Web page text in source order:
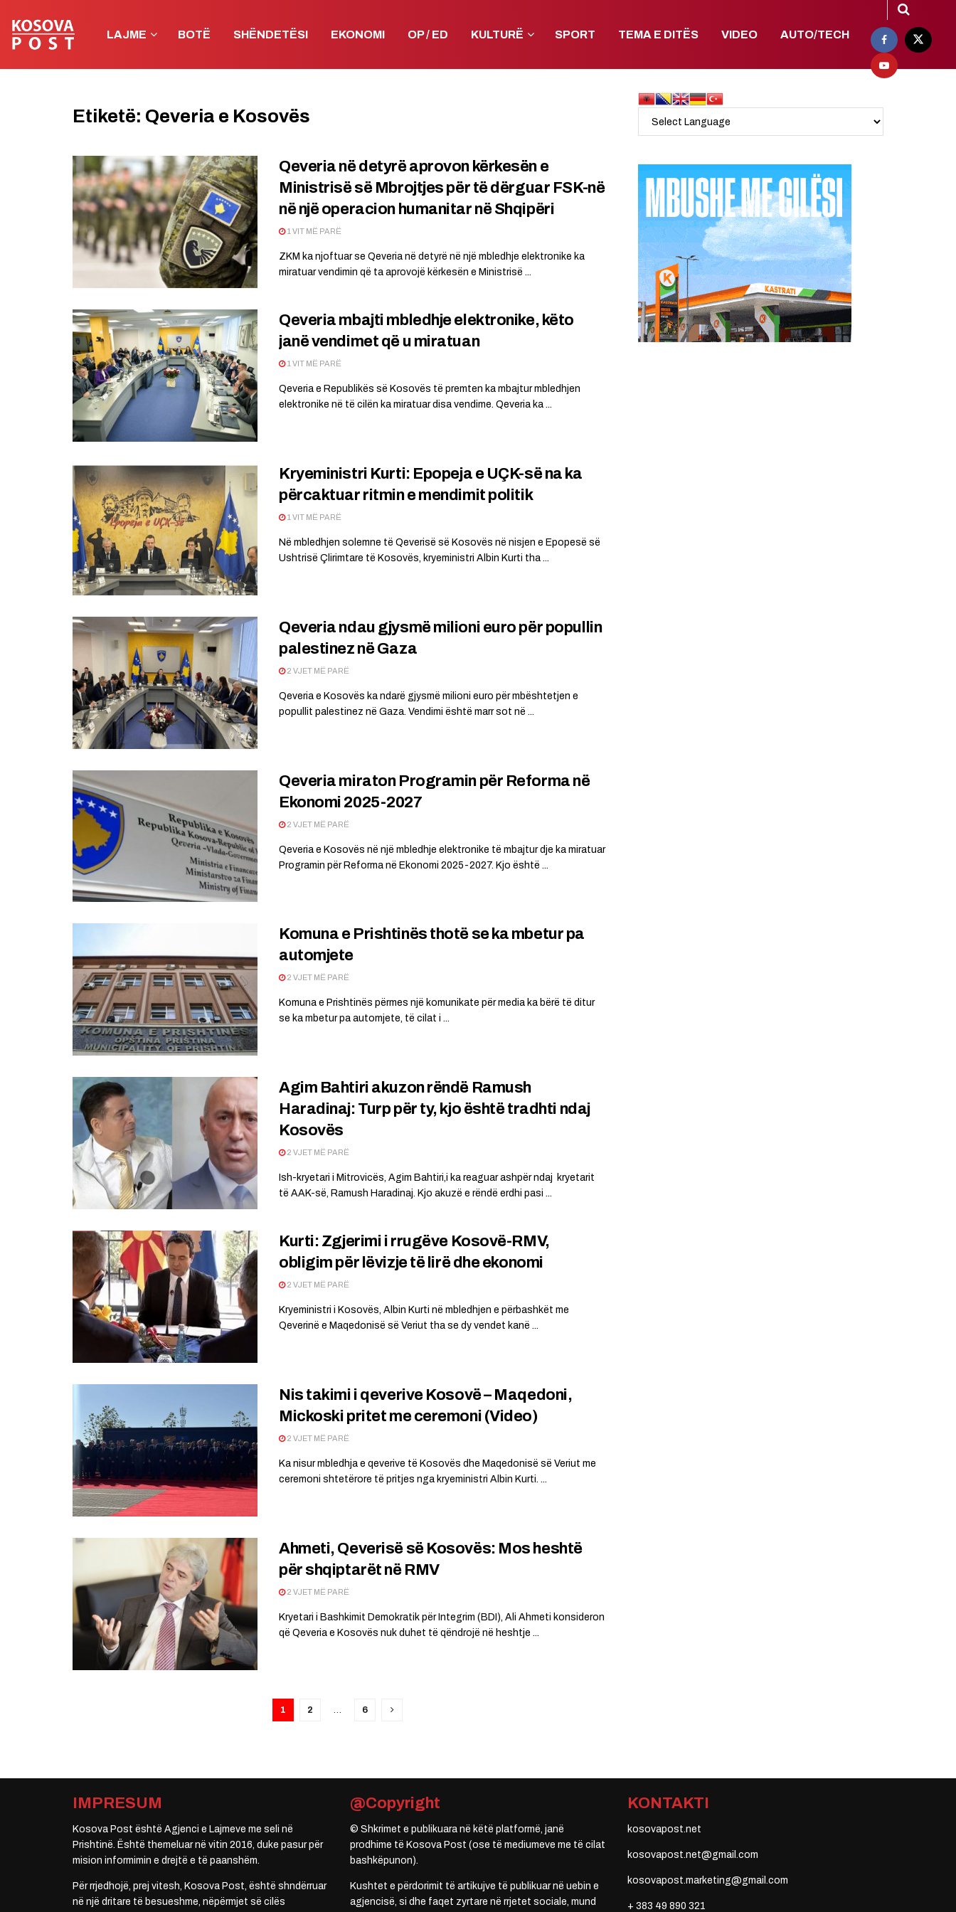
LAJME BOTË SHËNDETËSI EKONOMI OP / ED KULTURË SPORT TEMA E DITËS VIDEO AUTO/TECH
Etiketë: Qeveria e Kosovës
Qeveria në detyrë aprovon kërkesën e
Ministrisë së Mbrojtjes për të dërguar FSK-në
në një operacion humanitar në Shqipëri
1 VIT MË PARË
ZKM ka njoftuar se Qeveria në detyrë në një mbledhje elektronike ka
miratuar vendimin që ta aprovojë kërkesën e Ministrisë ...
Qeveria mbajti mbledhje elektronike, këto
janë vendimet që u miratuan
1 VIT MË PARË
Qeveria e Republikës së Kosovës të premten ka mbajtur mbledhjen
elektronike në të cilën ka miratuar disa vendime. Qeveria ka ...
Kryeministri Kurti: Epopeja e UÇK-së na ka
përcaktuar ritmin e mendimit politik
1 VIT MË PARË
Në mbledhjen solemne të Qeverisë së Kosovës në nisjen e Epopesë së
Ushtrisë Çlirimtare të Kosovës, kryeministri Albin Kurti tha ...
Qeveria ndau gjysmë milioni euro për popullin
palestinez në Gaza
2 VJET MË PARË
Qeveria e Kosovës ka ndarë gjysmë milioni euro për mbështetjen e
popullit palestinez në Gaza. Vendimi është marr sot në ...
Qeveria miraton Programin për Reforma në
Ekonomi 2025-2027
2 VJET MË PARË
Qeveria e Kosovës në një mbledhje elektronike të mbajtur dje ka miratuar
Programin për Reforma në Ekonomi 2025-2027. Kjo është ...
Komuna e Prishtinës thotë se ka mbetur pa
automjete
2 VJET MË PARË
Komuna e Prishtinës përmes një komunikate për media ka bërë të ditur
se ka mbetur pa automjete, të cilat i ...
Agim Bahtiri akuzon rëndë Ramush
Haradinaj: Turp për ty, kjo është tradhti ndaj
Kosovës
2 VJET MË PARË
Ish-kryetari i Mitrovicës, Agim Bahtiri,i ka reaguar ashpër ndaj kryetarit
të AAK-së, Ramush Haradinaj. Kjo akuzë e rëndë erdhi pasi ...
Kurti: Zgjerimi i rrugëve Kosovë-RMV,
obligim për lëvizje të lirë dhe ekonomi
2 VJET MË PARË
Kryeministri i Kosovës, Albin Kurti në mbledhjen e përbashkët me
Qeverinë e Maqedonisë së Veriut tha se dy vendet kanë ...
Nis takimi i qeverive Kosovë – Maqedoni,
Mickoski pritet me ceremoni (Video)
2 VJET MË PARË
Ka nisur mbledhja e qeverive të Kosovës dhe Maqedonisë së Veriut me
ceremoni shtetërore të pritjes nga kryeministri Albin Kurti. ...
Ahmeti, Qeverisë së Kosovës: Mos heshtë
për shqiptarët në RMV
2 VJET MË PARË
Kryetari i Bashkimit Demokratik për Integrim (BDI), Ali Ahmeti konsideron
që Qeveria e Kosovës nuk duhet të qëndrojë në heshtje ...
1 2 … 6
IMPRESUM
Kosova Post është Agjenci e Lajmeve me seli në
Prishtinë. Është themeluar në vitin 2016, duke pasur për
mision informimin e drejtë e të paanshëm.
Për rrjedhojë, prej vitesh, Kosova Post, është shndërruar
në një dritare të besueshme, nëpërmjet së cilës
@Copyright
© Shkrimet e publikuara në këtë platformë, janë
prodhime të Kosova Post (ose të mediumeve me të cilat
bashkëpunon).
Kushtet e përdorimit të artikujve të publikuar në uebin e
agjencisë, si dhe faqet zyrtare në rrjetet sociale, mund
KONTAKTI
kosovapost.net
kosovapost.net@gmail.com
kosovapost.marketing@gmail.com
+ 383 49 890 321